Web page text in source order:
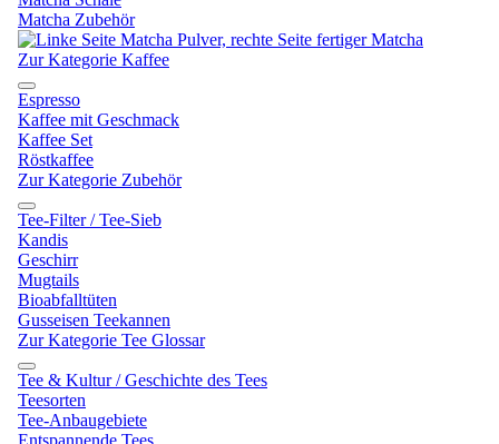
Matcha Zubehör
Zur Kategorie Kaffee
Espresso
Kaffee mit Geschmack
Kaffee Set
Röstkaffee
Zur Kategorie Zubehör
Tee-Filter / Tee-Sieb
Kandis
Geschirr
Mugtails
Bioabfalltüten
Gusseisen Teekannen
Zur Kategorie Tee Glossar
Tee & Kultur / Geschichte des Tees
Teesorten
Tee-Anbaugebiete
Entspannende Tees